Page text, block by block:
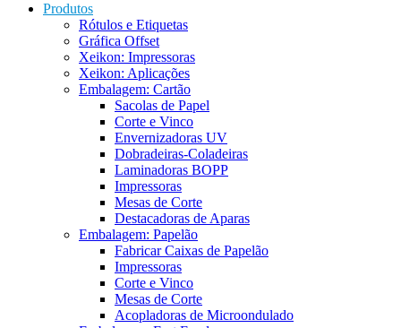
Produtos
Rótulos e Etiquetas
Gráfica Offset
Xeikon: Impressoras
Xeikon: Aplicações
Embalagem: Cartão
Sacolas de Papel
Corte e Vinco
Envernizadoras UV
Dobradeiras-Coladeiras
Laminadoras BOPP
Impressoras
Mesas de Corte
Destacadoras de Aparas
Embalagem: Papelão
Fabricar Caixas de Papelão
Impressoras
Corte e Vinco
Mesas de Corte
Acopladoras de Microondulado